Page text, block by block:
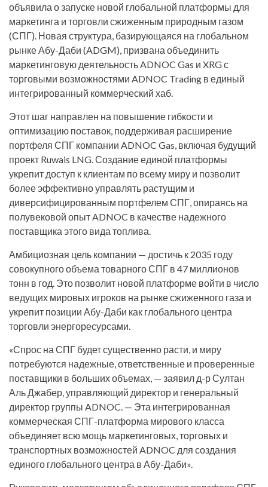
объявила о запуске новой глобальной платформы для
маркетинга и торговли сжиженным природным газом
(СПГ). Новая структура, базирующаяся на глобальном
рынке Абу-Даби (ADGM), призвана объединить
маркетинговую деятельность ADNOC Gas и XRG с
торговыми возможностями ADNOC Trading в единый
интегрированный коммерческий хаб.
Этот шаг направлен на повышение гибкости и
оптимизацию поставок, поддерживая расширение
портфеля СПГ компании ADNOC Gas, включая будущий
проект Ruwais LNG. Создание единой платформы
укрепит доступ к клиентам по всему миру и позволит
более эффективно управлять растущим и
диверсифицированным портфелем СПГ, опираясь на
полувековой опыт ADNOC в качестве надежного
поставщика этого вида топлива.
Амбициозная цель компании — достичь к 2035 году
совокупного объема товарного СПГ в 47 миллионов
тонн в год. Это позволит новой платформе войти в число
ведущих мировых игроков на рынке сжиженного газа и
укрепит позиции Абу-Даби как глобального центра
торговли энергоресурсами.
«Спрос на СПГ будет существенно расти, и миру
потребуются надежные, ответственные и проверенные
поставщики в больших объемах, — заявил д-р Султан
Аль Джабер, управляющий директор и генеральный
директор группы ADNOC. — Эта интегрированная
коммерческая СПГ-платформа мирового класса
объединяет всю мощь маркетинговых, торговых и
транспортных возможностей ADNOC для создания
единого глобального центра в Абу-Даби».